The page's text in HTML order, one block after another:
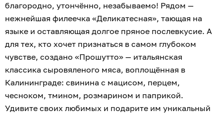
благородно, утончённо, незабываемо! Рядом —
нежнейшая филеечка «Деликатесная», тающая на
языке и оставляющая долгое пряное послевкусие. А
для тех, кто хочет признаться в самом глубоком
чувстве, создано «Прошутто» — итальянская
классика сыровяленого мяса, воплощённая в
Калининграде: свинина с мацисом, перцем,
чесноком, тмином, розмарином и паприкой.
Удивите своих любимых и подарите им уникальный